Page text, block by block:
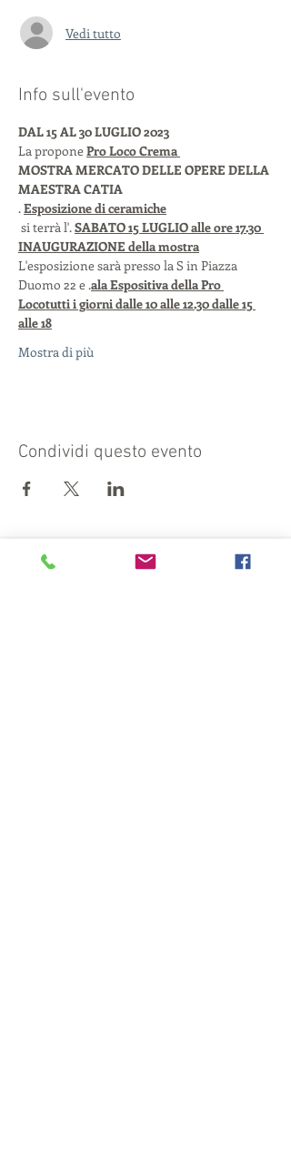
Vedi tutto
Info sull'evento
DAL 15 AL 30 LUGLIO 2023
La propone Pro Loco Crema
MOSTRA MERCATO DELLE OPERE DELLA
MAESTRA CATIA
. Esposizione di ceramiche
si terrà l'. SABATO 15 LUGLIO alle ore 17.30
INAUGURAZIONE della mostra
L'esposizione sarà presso la S in Piazza
Duomo 22 e .ala Espositiva della Pro
Locotutti i giorni dalle 10 alle 12.30 dalle 15
alle 18
Mostra di più
Condividi questo evento